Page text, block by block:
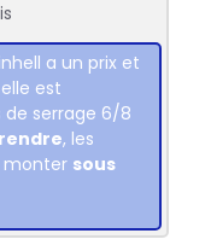
a un prix et
est
de serrage 6/8
, les
monter sous